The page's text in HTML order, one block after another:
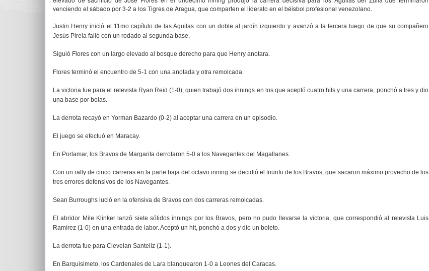
venciendo el sábado por 3-2 a los Tigres de Aragua, que comparten el liderato en el béisbol profesional venezolano.
Justin Henry inició el 11mo capítulo de las Aguilas con un doble al jardín izquierdo y avanzó a la tercera luego de que su compañero
Jesús Pirela falló con un rodado al segunda base.
Siguió Flores con un largo elevado al bosque derecho para que Henry anotara.
Flores terminó el encuentro de 5-1 con una anotada y otra remolcada.
La victoria fue para el relevista Ryan Reid (1-0), quien trabajó dos innings en los que aceptó cuatro hits y una carrera, ponchó a tres y dio
una base por bolas.
La derrota recayó en Yorman Bazardo (0-2) al aceptar una carrera en un episodio.
El juego se efectuó en Maracay.
En Porlamar, los Bravos de Margarita derrotaron 5-0 a los Navegantes del Magallanes.
Con un rally de cinco carreras en la parte baja del octavo inning se decidió el triunfo de los Bravos, que sacaron máximo provecho de los
tres errores defensivos de los Navegantes.
Sean Burroughs lució en la ofensiva de Bravos con dos carreras remolcadas.
El abridor Mile Klinker lanzó siete sólidos innings por los Bravos, pero no pudo llevarse la victoria, que correspondió al relevista Luis
Ramírez (1-0) en una entrada de labor. Aceptó un hit, ponchó a dos y dio un boleto.
La derrota fue para Clevelan Santeliz (1-1).
En Barquisimeto, los Cardenales de Lara blanquearon 1-0 a Leones del Caracas.